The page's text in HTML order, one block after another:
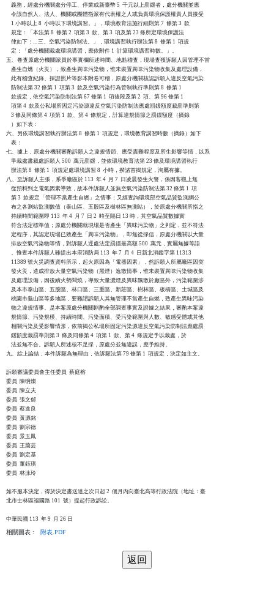
    義務，經處分機關處分停工、停業或新臺幣 5  千元以上罰鍰者，處分機關並應
    令該自然人、法人、機關或團體指派有代表權之人或負責環境保護權責人員接受
    1 小時以上 8  小時以下環境講習。」，環境教育法施行細則第 7  條第 3  款
    規定：「本法第 8  條第 2  項第 3  款、第 3  項及第 23 條所定環境保護法
    律如下：... 三、空氣污染防制法。」，環境講習執行辦法第 8  條第 1  項規
    定：「處分機關裁處環境講習，應依附件 1  計算環境講習時數。」。
五、卷查原處分機關派員於事實欄所述時間、地點稽查，現場查獲訴願人因管理不當
    產生自燃（火災），致產生異味污染物，惟未裝置異味污染物收集及處理設備，
    此有稽查紀錄、採證照片等影本附卷可稽，原處分機關核認訴願人違反空氣污染
    防制法第 32 條第 1  項第 3  款及空氣污染行為管制執行準則第 8  條第 1
    款規定，依空氣污染防制法第 67 條第 1  項後段及第 2  項、第 96 條第 1
    項第 4  款及公私場所固定污染源違反空氣污染防制法應處罰鍰額度裁罰準則第
    3 條及同條第 4  項第 1  款、第 4  條規定，計算違規情節之罰鍰額度（摘錄
    ）如下表：
六、另依環境講習執行辦法第 8  條第 1  項規定，環境教育講習時數（摘錄）如下
    表：
七、據上，原處分機關審酌訴願人之違規情節、應受責難程度及所生影響等情，以系
    爭裁處書裁處訴願人 500  萬元罰鍰，並依環境教育法第 23 條及環境講習執行
    辦法第 8  條第 1  項規定處環境講習 8  小時，揆諸首揭規定，洵屬有據。
八、至訴願人主張，系爭廠區於 113  年 4  月 7  日凌晨發生火警，係因客觀上無
    從預料到之電氣因素導致，故本件訴願人並無空氣污染防制法第 32 條第 1  項
    第 3  款規定「管理不當產生自燃」之情事；又經查詢環境部空氣品質監測網公
    布之各測站監測數值（泰山區、五股區及樹林區無測站），於原處分機關所指之
    持續時間範圍即 113  年 4  月 7  日 2  時至隔日 13 時，其空氣品質數據實
    符合法定標準值；原處分機關就現場是否產生「異味污染物」之判定，並不符法
    定程序，其認定現場已致產生「異味污染物」，即無從採信，原處分機關以大量
    排放空氣污染物等情，對訴願人逕處法定罰鍰最高額 500  萬元，實屬無據等語
    。惟查本件訴願人雖提出本府消防局 113  年 7  月 4  日新北消鑑字第 11313
    11389 號火災調查資料所示，起火原因為「電器因素」，然訴願人所屬廠區因突
    發火災，造成排放大量空氣污染物（黑煙）逸散情事，惟未裝置異味污染物收集
    及處理設備，因後續火勢悶燒，導致大量濃煙及異味飄散於廠區外，污染範圍涉
    及本市泰山區、五股區、林口區、三重區、新莊區、樹林區、板橋區、土城區及
    桃園市龜山區等多地區，要難謂訴願人其無管理不當產生自燃，致產生異味污染
    物之違規情事。是本案原處分機關斟酌全部調查事實及證據之結果，審酌本案違
    規情節、污染規模、持續時間、污染面積、受污染範圍與人數、敏感受體或其他
    相關污染及受影響情形，依前揭公私場所固定污染源違反空氣污染防制法應處罰
    鍰額度裁罰準則第 3  條及同條第 4  項第 1  款、第 4  條規定予以裁處，於
    法並無不合。訴願人所述核不足採，原處分並無違誤，應予維持。
九、綜上論結，本件訴願為無理由，依訴願法第 79 條第 1  項規定，決定如主文。
訴願審議委員會主任委員  蔡庭榕
委員  陳明燦
委員  陳立夫
委員  張文郁
委員  蔡進良
委員  黃源銘
委員  劉宗德
委員  景玉鳳
委員  王藹芸
委員  劉定基
委員  董鈺琪
委員  林泳玲
如不服本決定，得於決定書送達之次日起 2  個月內向臺北高等行政法院（地址：臺
北市士林區福國路 101  號）提起行政訴訟。
相關圖表： 附表.PDF